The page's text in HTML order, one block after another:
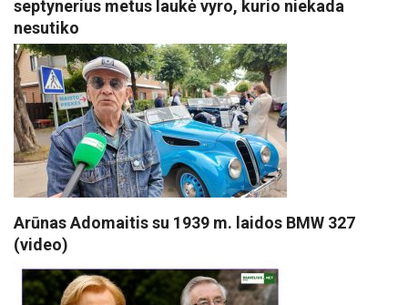
septynerius metus laukė vyro, kurio niekada
nesutiko
Arūnas Adomaitis su 1939 m. laidos BMW 327
(video)